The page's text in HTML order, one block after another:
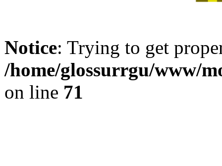
Notice: Trying to get
/home/glossurrgu/www/
on line 71